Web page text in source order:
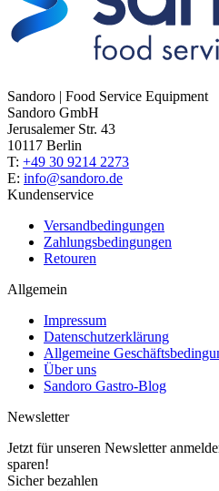
Sandoro | Food Service Equipment
Sandoro GmbH
Jerusalemer Str. 43
10117 Berlin
T: +49 30 9214 2273
E: info@sandoro.de
Kundenservice
Versandbedingungen
Zahlungsbedingungen
Retouren
Allgemein
Impressum
Datenschutzerklärung
Allgemeine
Über uns
Sandoro Gastro-Blog
Newsletter
Jetzt für unseren Newsletter
sparen!
Sicher bezahlen